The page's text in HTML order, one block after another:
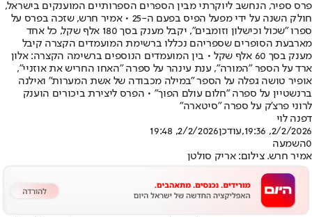
פרס ספיר, הנחשב ליוקרתי מבין הספרים הספרותיים המוענקים בישראל,
חולק השנה על ידי מפעל הפיס בפעם ה-25 • אמיר חרש, שזכה בפרס על
ספרו "שכול וכישלון וזומבים", יקבל מענק בסך 180 אלף שקל, כל אחד
מארבעת הסופרים שספריהם נכללו ברשימת המועמדים הקצרה קיבל
מענק בסך 60 אלף שקל • בין המועמדים הנוספים ברשימה הקצרה: אלון
ארד על הספר ״המורה״, ענת עינהר על ספרה ״האחו החריש את אוזניי״,
אופיר טושה גפלה על הספר ״במילה מכבודה של אשת המערות״ ואילנה
ברנשטיין על ספרה ״חלום עולם הפוך״ • הפרס ליצירת ביכורים הוענק
לרוני פרצ'ק על ספרה "סיטארה"
דפנה לוי
2/2/2026, 19:36
,עודכן2/2/2026, 19:48
0השמעה
אמיר חרש. צילום: אריק סולטן